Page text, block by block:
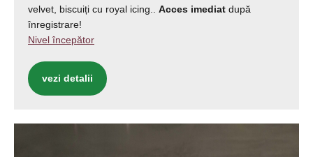
velvet, biscuiți cu royal icing.. Acces imediat după
înregistrare!
Nivel începător
vezi detalii